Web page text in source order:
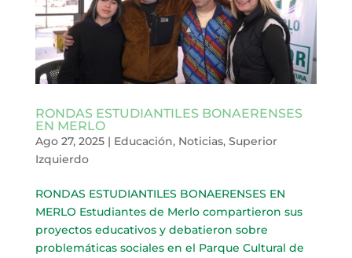
RONDAS ESTUDIANTILES BONAERENSES
EN MERLO
Ago 27, 2025| Educación, Noticias, Superior
Izquierdo
RONDAS ESTUDIANTILES BONAERENSES EN
MERLO Estudiantes de Merlo compartieron sus
proyectos educativos y debatieron sobre
problemáticas sociales en el Parque Cultural de